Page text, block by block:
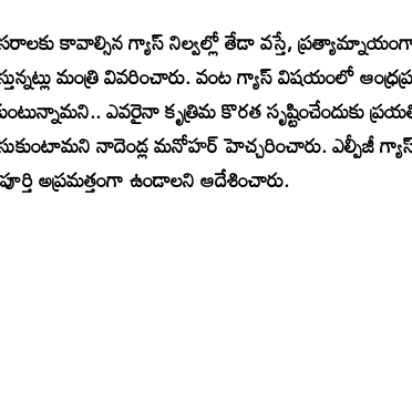
కావాల్సిన గ్యాస్ నిల్వల్లో తేడా వస్తే,
మంత్రి వివరించారు. వంట గ్యాస్ విషయంలో
ఎవరైనా కృత్రిమ కొరత సృష్టించేందుకు
నాదెండ్ల మనోహర్ హెచ్చరించారు. ఎల్పీజీ
అప్రమత్తంగా ఉండాలని ఆదేశించారు.